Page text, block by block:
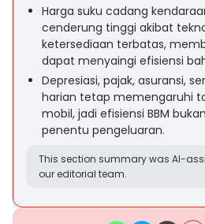
Harga suku cadang
cenderung tinggi akibat
ketersediaan terbatas,
dapat menyaingi efisiensi
Depresiasi, pajak, asuransi,
harian tetap memengaruhi
mobil, jadi efisiensi BBM
penentu pengeluaran.
This section summary was AI-
our editorial team.